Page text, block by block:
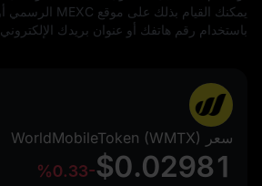
باستخدام رقم هاتفك أو عنوان بريدك الإلكتروني.
سعر WorldMobileToken (WMTX)
$0.02981
%0.33-